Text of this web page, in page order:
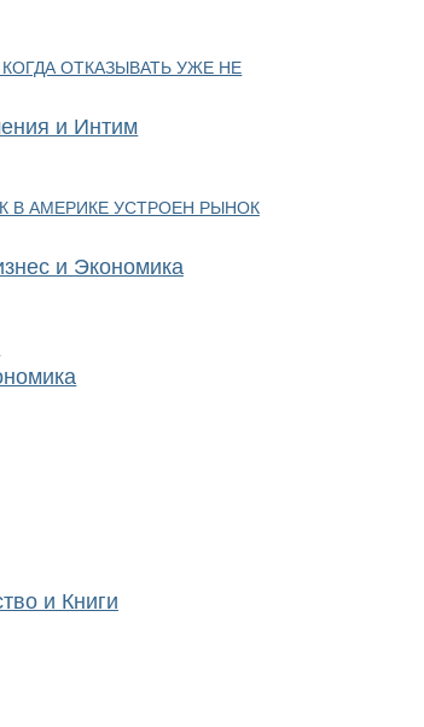
КОГДА ОТКАЗЫВАТЬ УЖЕ НЕ
и Интим
В АМЕРИКЕ УСТРОЕН РЫНОК
и Экономика
и Книги